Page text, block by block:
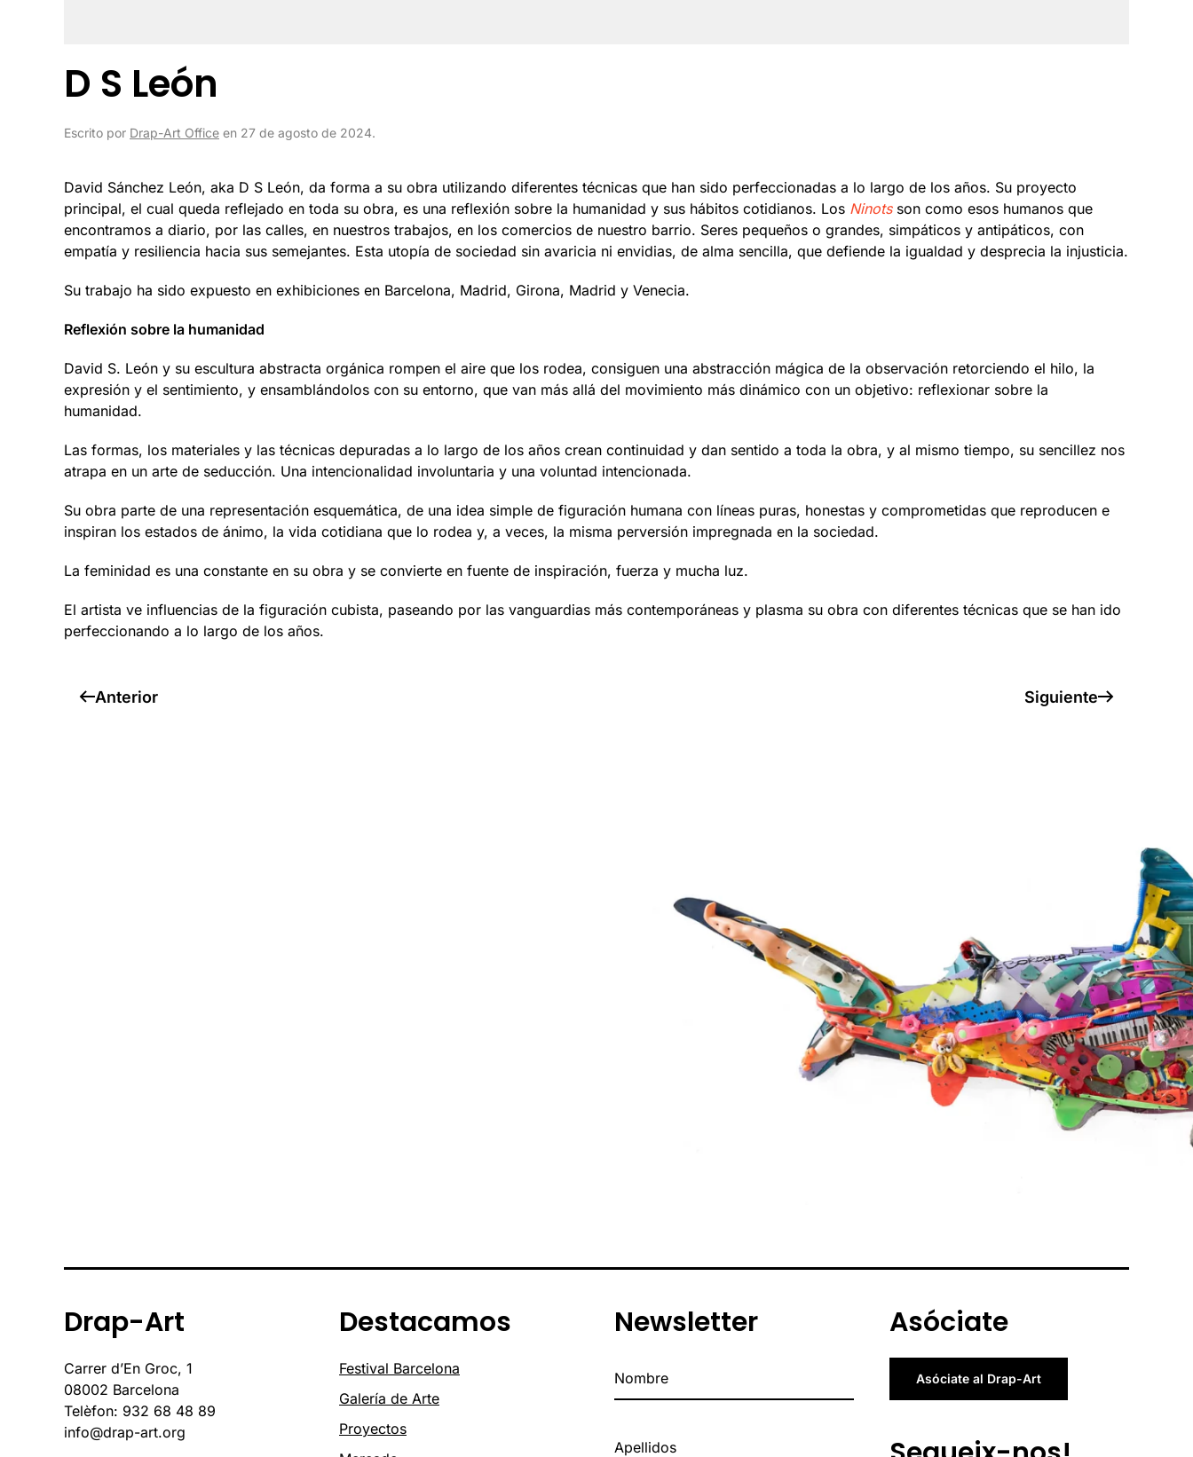
D S León
Escrito por Drap-Art Office en 27 de agosto de 2024.
David Sánchez León, aka D S León, da forma a su obra utilizando diferentes técnicas que han sido perfeccionadas a lo largo de los años. Su proyecto
principal, el cual queda reflejado en toda su obra, es una reflexión sobre la humanidad y sus hábitos cotidianos. Los Ninotsson como esos humanos que
encontramos a diario, por las calles, en nuestros trabajos, en los comercios de nuestro barrio. Seres pequeños o grandes, simpáticos y antipáticos, con
empatía y resiliencia hacia sus semejantes. Esta utopía de sociedad sin avaricia ni envidias, de alma sencilla, que defiende la igualdad y desprecia la injusticia.
Su trabajo ha sido expuesto en exhibiciones en Barcelona, Madrid, Girona, Madrid y Venecia.
Reflexión sobre la humanidad
David S. León y su escultura abstracta orgánica rompen el aire que los rodea, consiguen una abstracción mágica de la observación retorciendo el hilo, la
expresión y el sentimiento, y ensamblándolos con su entorno, que van más allá del movimiento más dinámico con un objetivo: reflexionar sobre la
humanidad.
Las formas, los materiales y las técnicas depuradas a lo largo de los años crean continuidad y dan sentido a toda la obra, y al mismo tiempo, su sencillez nos
atrapa en un arte de seducción. Una intencionalidad involuntaria y una voluntad intencionada.
Su obra parte de una representación esquemática, de una idea simple de figuración humana con líneas puras, honestas y comprometidas que reproducen e
inspiran los estados de ánimo, la vida cotidiana que lo rodea y, a veces, la misma perversión impregnada en la sociedad.
La feminidad es una constante en su obra y se convierte en fuente de inspiración, fuerza y mucha luz.
El artista ve influencias de la figuración cubista, paseando por las vanguardias más contemporáneas y plasma su obra con diferentes técnicas que se han ido
perfeccionando a lo largo de los años.
Anterior Siguiente
Drap-Art
Carrer d’En Groc, 1
08002 Barcelona
Telèfon: 932 68 48 89
info@drap-art.org
Destacamos
Festival Barcelona
Galería de Arte
Proyectos
Newsletter Asóciate
Asóciate al Drap-Art